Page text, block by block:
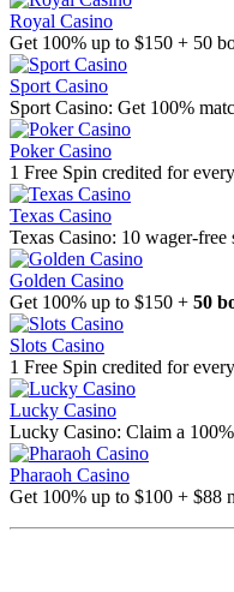
Royal Casino
Get 100% up to $150 + 50
Sport Casino
Sport Casino: Get 100%
Poker Casino
1 Free Spin credited for
Texas Casino
Texas Casino: 10 wager-
Golden Casino
Get 100% up to $150 + 50
Slots Casino
1 Free Spin credited for
Lucky Casino
Lucky Casino: Claim a
Pharaoh Casino
Get 100% up to $100 + $88